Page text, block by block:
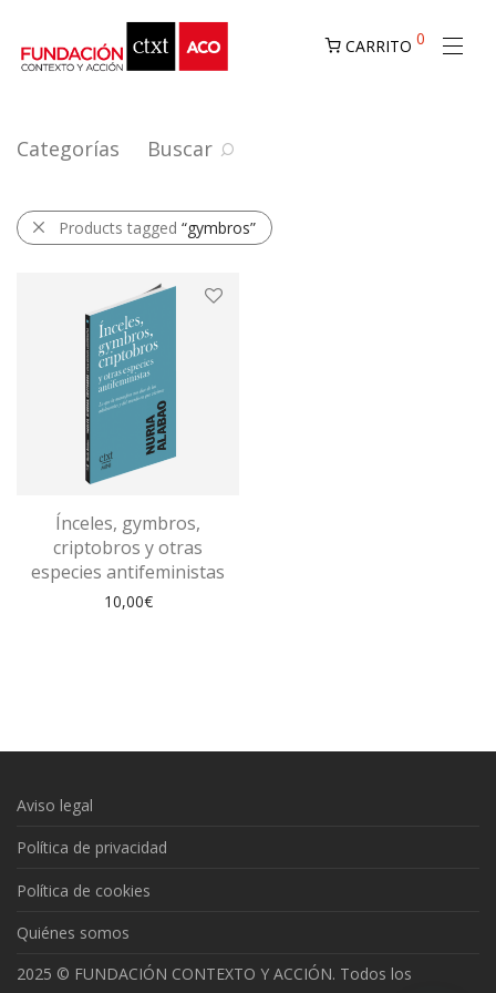
CARRITO 0
Categorías Buscar
Products tagged “gymbros”
Ínceles, gymbros,
criptobros y otras
especies antifeministas
10,00€
Aviso legal
Política de privacidad
Política de cookies
Quiénes somos
2025 © FUNDACIÓN CONTEXTO Y ACCIÓN. Todos los